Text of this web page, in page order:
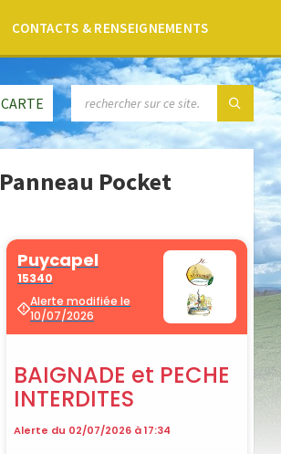
CONTACTS & RENSEIGNEMENTS
CARTE
Panneau Pocket